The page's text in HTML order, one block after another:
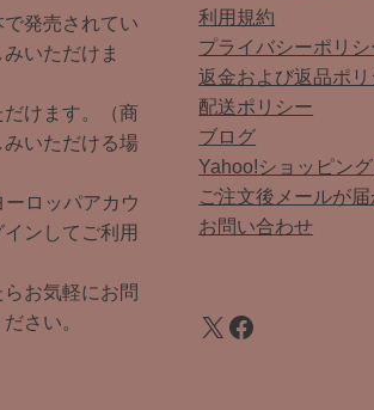
発売されてい
いただけま
けます。（商
いただける場
ロッパアカウ
ンしてご利用
お気軽にお問
さい。
利用規約
プライバシーポリシ
返金および返品ポリ
配送ポリシー
ブログ
Yahoo!ショッピン
ご注文後メールが
お問い合わせ
X Facebook